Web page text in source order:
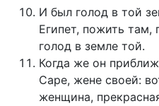
И был голод в той
Египет, пожить там,
голод в земле той.
Когда же он
Саре, жене своей:
женщина,